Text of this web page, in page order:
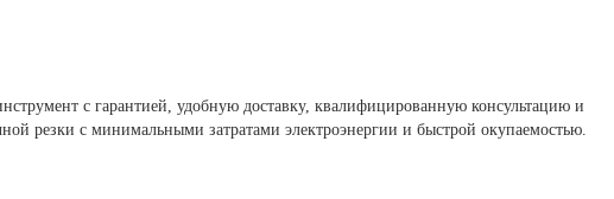
с гарантией, удобную доставку, квалифицированную консультацию и
резки с минимальными затратами электроэнергии и быстрой окупаемостью.